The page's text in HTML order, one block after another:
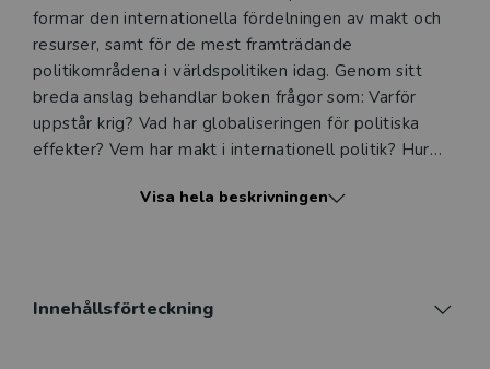
formar den internationella fördelningen av makt och
resurser, samt för de mest framträdande
politikområdena i världspolitiken idag. Genom sitt
breda anslag behandlar boken frågor som: Varför
uppstår krig? Vad har globaliseringen för politiska
effekter? Vem har makt i internationell politik? Hur
motiv driver transnationella terroristnätverk? När har
Visa hela beskrivningen
Innehållsförteckning